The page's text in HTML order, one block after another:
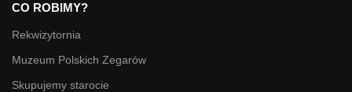
CO ROBIMY?
Rekwizytornia
Muzeum Polskich Zegarów
Skupujemy starocie